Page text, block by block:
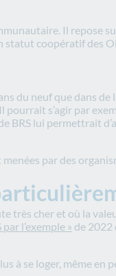
Il repose
coopératif des
du neuf que dans de
s’agir par
BRS lui permettrait
par des
très cher et où la
l’exemple » de 2022
à se loger, même en